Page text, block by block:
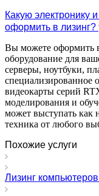
Какую электронику
оформить в лизинг?
Вы можете оформить
оборудование для
серверы, ноутбуки,
специализированное
видеокарты серий
моделирования и
может выступать как
техника от любого
Похожие услуги
Лизинг